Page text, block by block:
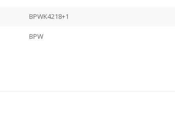
BPWK4218+1
BPW